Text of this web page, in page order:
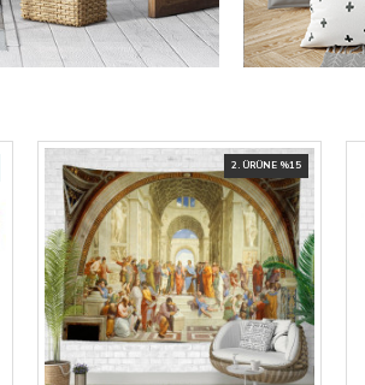
2. ÜRÜNE %15